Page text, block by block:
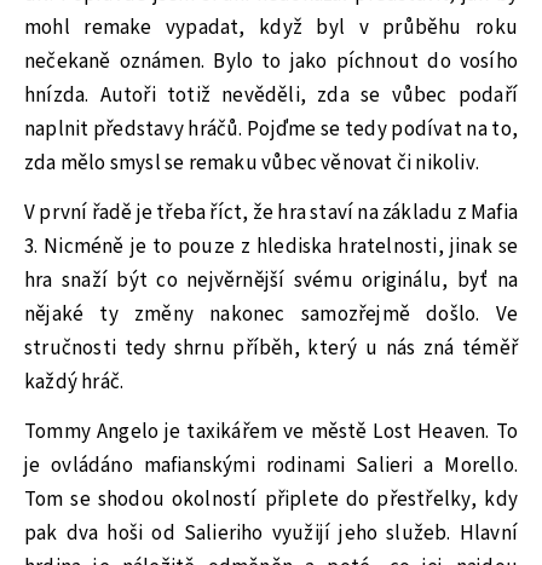
mohl remake vypadat, když byl v průběhu roku
nečekaně oznámen. Bylo to jako píchnout do vosího
hnízda. Autoři totiž nevěděli, zda se vůbec podaří
naplnit představy hráčů. Pojďme se tedy podívat na to,
zda mělo smysl se remaku vůbec věnovat či nikoliv.
V první řadě je třeba říct, že hra staví na základu z Mafia
3. Nicméně je to pouze z hlediska hratelnosti, jinak se
hra snaží být co nejvěrnější svému originálu, byť na
nějaké ty změny nakonec samozřejmě došlo. Ve
stručnosti tedy shrnu příběh, který u nás zná téměř
každý hráč.
Tommy Angelo je taxikářem ve městě Lost Heaven. To
je ovládáno mafianskými rodinami Salieri a Morello.
Tom se shodou okolností připlete do přestřelky, kdy
pak dva hoši od Salieriho využijí jeho služeb. Hlavní